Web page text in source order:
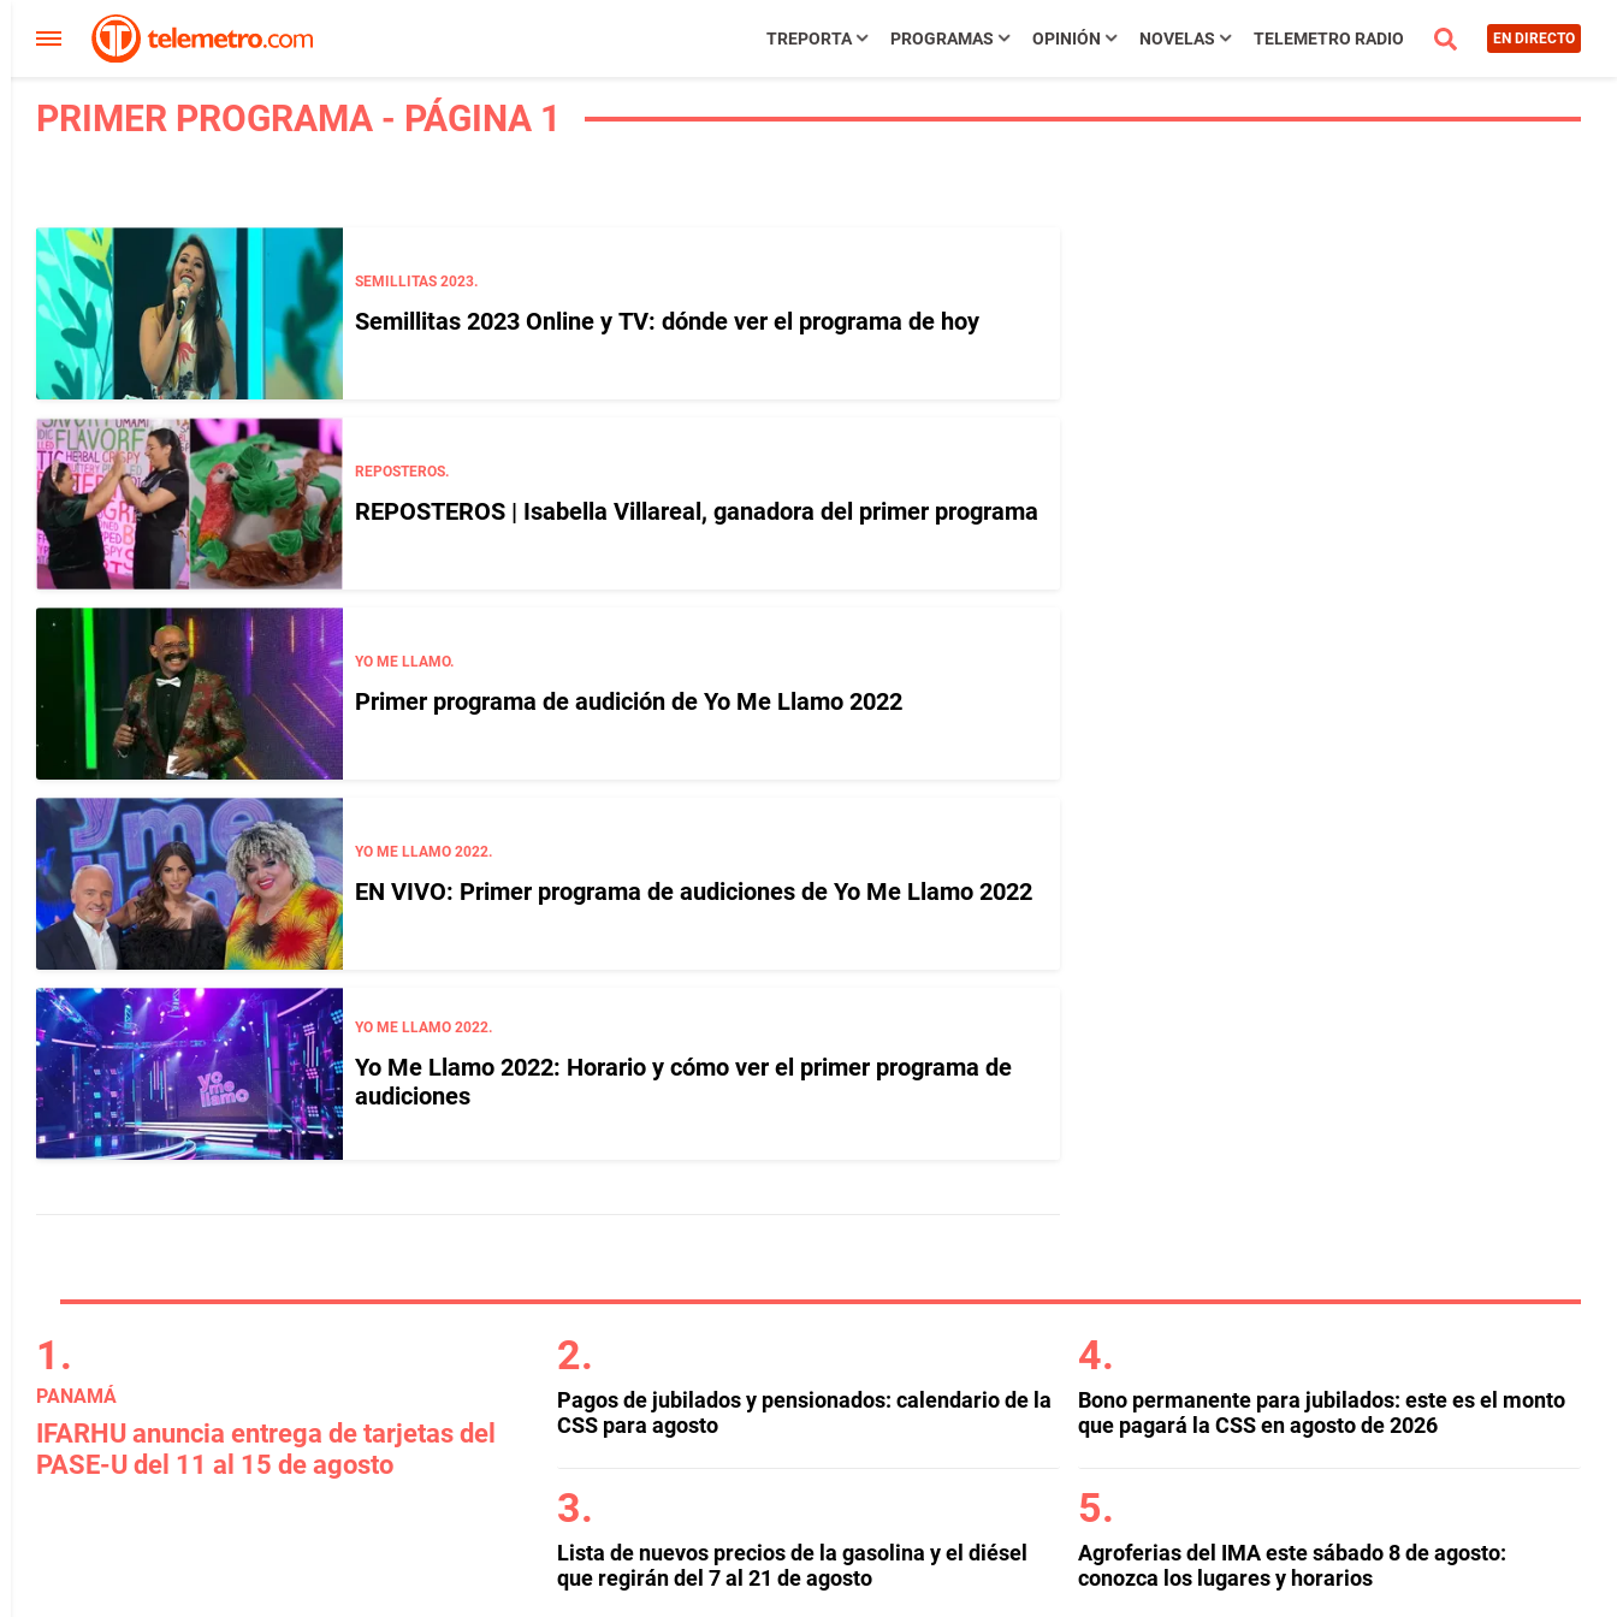
TREPORTA PROGRAMAS OPINIÓN NOVELAS TELEMETRO RADIO EN DIRECTO
PRIMER PROGRAMA - PÁGINA 1
SEMILLITAS 2023.
Semillitas 2023 Online y TV: dónde ver el programa de hoy
REPOSTEROS.
REPOSTEROS | Isabella Villareal, ganadora del primer programa
YO ME LLAMO.
Primer programa de audición de Yo Me Llamo 2022
YO ME LLAMO 2022.
EN VIVO: Primer programa de audiciones de Yo Me Llamo 2022
YO ME LLAMO 2022.
Yo Me Llamo 2022: Horario y cómo ver el primer programa de
audiciones
PANAMÁ
IFARHU anuncia entrega de tarjetas del
PASE-U del 11 al 15 de agosto
Pagos de jubilados y pensionados: calendario de la
CSS para agosto
Lista de nuevos precios de la gasolina y el diésel
que regirán del 7 al 21 de agosto
Bono permanente para jubilados: este es el monto
que pagará la CSS en agosto de 2026
Agroferias del IMA este sábado 8 de agosto:
conozca los lugares y horarios